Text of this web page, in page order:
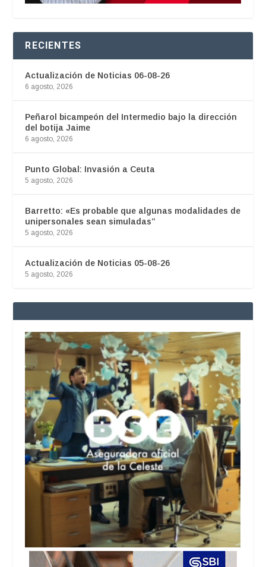
RECIENTES
Actualización de Noticias 06-08-26
6 agosto, 2026
Peñarol bicampeón del Intermedio bajo la dirección
del botija Jaime
6 agosto, 2026
Punto Global: Invasión a Ceuta
5 agosto, 2026
Barretto: «Es probable que algunas modalidades de
unipersonales sean simuladas”
5 agosto, 2026
Actualización de Noticias 05-08-26
5 agosto, 2026